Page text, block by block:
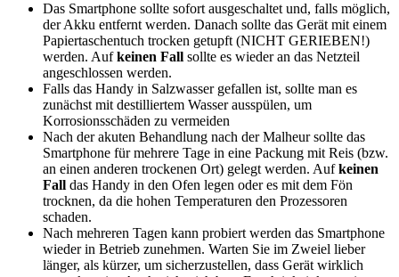
Das Smartphone sollte sofort ausgeschaltet und, falls möglich,
der Akku entfernt werden. Danach sollte das Gerät mit einem
Papiertaschentuch trocken getupft (NICHT GERIEBEN!)
werden. Aufkeinen Fall sollte es wieder an das Netzteil
angeschlossen werden.
Falls das Handy in Salzwasser gefallen ist, sollte man es
zunächst mit destilliertem Wasser ausspülen, um
Korrosionsschäden zu vermeiden
Nach der akuten Behandlung nach der Malheur sollte das
Smartphone für mehrere Tage in eine Packung mit Reis (bzw.
an einen anderen trockenen Ort) gelegt werden. Aufkeinen
Fall das Handy in den Ofen legen oder es mit dem Fön
trocknen, da die hohen Temperaturen den Prozessoren
schaden.
Nach mehreren Tagen kann probiert werden das Smartphone
wieder in Betrieb zunehmen. Warten Sie im Zweiel lieber
länger, als kürzer, um sicherzustellen, dass Gerät wirklich